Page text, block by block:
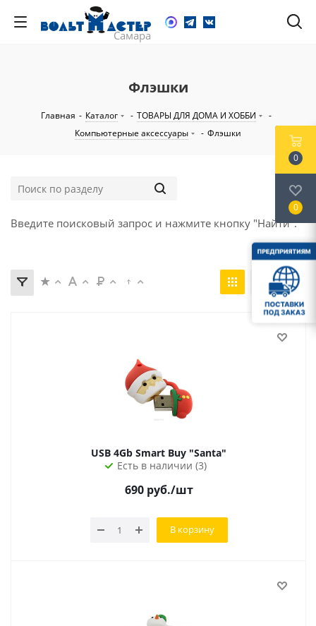
Флэшки
Главная - Каталог - ТОВАРЫ ДЛЯ ДОМА И ХОББИ
-
Компьютерные аксессуары
- Флэшки
Введите поисковый запрос и нажмите кнопку "Найти".
USB 4Gb Smart Buy "Santa"
Есть в наличии (3)
690руб./шт
В корзину
0
0